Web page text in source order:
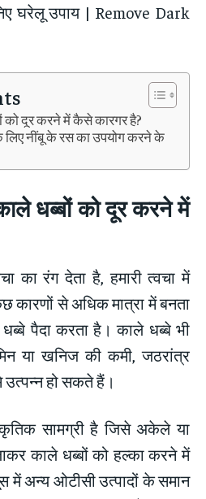
घरेलू उपाय | Remove Dark
दूर करने में कैसे कारगर है?
नींबू के रस का उपयोग करने के
धब्बों को दूर करने में
का रंग देता है, हमारी त्वचा में
कारणों से अधिक मात्रा में बनता
पैदा करता है। काले धब्बे भी
या खनिज की कमी, जठरांत्र
हो सकते हैं।
सामग्री है जिसे अकेले या
काले धब्बों को हल्का करने में
अन्य ओटीसी उत्पादों के समान